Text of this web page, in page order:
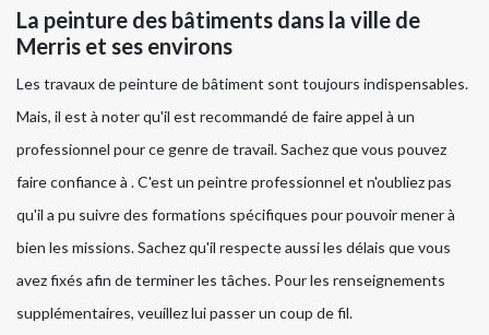
La peinture des bâtiments dans la ville de
Merris et ses environs
Les travaux de peinture de bâtiment sont toujours indispensables.
Mais, il est à noter qu'il est recommandé de faire appel à un
professionnel pour ce genre de travail. Sachez que vous pouvez
faire confiance à . C'est un peintre professionnel et n'oubliez pas
qu'il a pu suivre des formations spécifiques pour pouvoir mener à
bien les missions. Sachez qu'il respecte aussi les délais que vous
avez fixés afin de terminer les tâches. Pour les renseignements
supplémentaires, veuillez lui passer un coup de fil.